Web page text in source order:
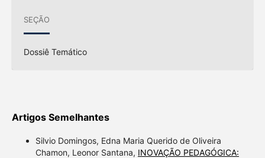
SEÇÃO
Dossiê Temático
Artigos Semelhantes
Silvio Domingos, Edna Maria Querido de Oliveira
Chamon, Leonor Santana, INOVAÇÃO PEDAGÓGICA: